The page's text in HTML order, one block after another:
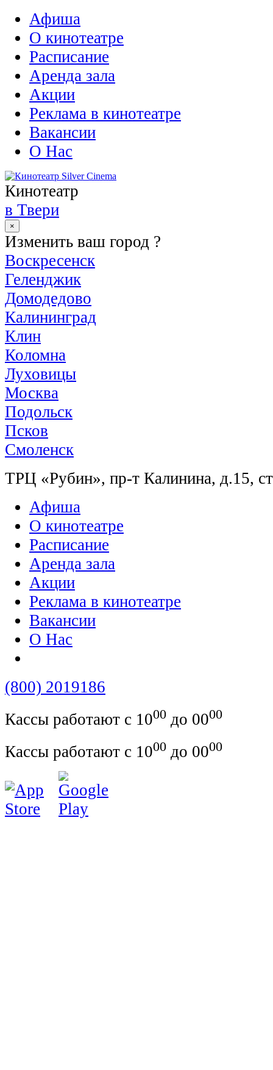
Афиша
О кинотеатре
Расписание
Аренда зала
Акции
Реклама в кинотеатре
Вакансии
О Нас
Кинотеатр
в Твери
×
Изменить ваш город ?
Воскресенск
Геленджик
Домодедово
Калининград
Клин
Коломна
Луховицы
Москва
Подольск
Псков
Смоленск
ТРЦ «Рубин», пр-т Калинина, д.15,
Афиша
О кинотеатре
Расписание
Аренда зала
Акции
Реклама в кинотеатре
Вакансии
О Нас
(800) 2019186
Кассы работают с 1000 до 0000
Кассы работают с 1000 до 0000